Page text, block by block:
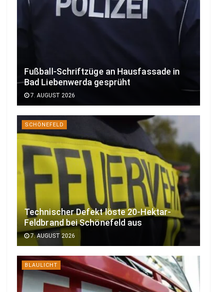
Fußball-Schriftzüge an Hausfassade in
Bad Liebenwerda gesprüht
7. AUGUST 2026
SCHÖNEFELD
Technischer Defekt löste 20-Hektar-
Feldbrand bei Schönefeld aus
7. AUGUST 2026
BLAULICHT